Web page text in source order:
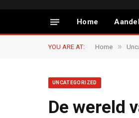
Home
YOU ARE AT: Home »
UNCATEGORIZED
De wereld